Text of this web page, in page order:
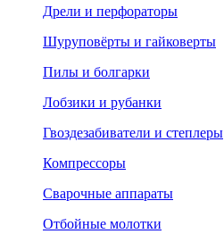
Дрели и перфораторы
Шуруповёрты и гайковерты
Пилы и болгарки
Лобзики и рубанки
Гвоздезабиватели и степлеры
Компрессоры
Сварочные аппараты
Отбойные молотки